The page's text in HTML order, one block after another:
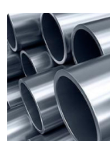
Катанка
Шестигранник
Полособульб
Полукруг
Шпунт Ларсена